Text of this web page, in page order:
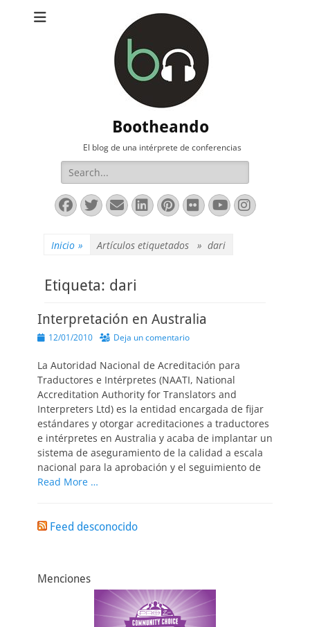
Bootheando
El blog de una intérprete de conferencias
Buscar:
Facebook
Twitter
Correo
electrónico
LinkedIn
Pinterest
FlickrYouTube
Inicio » Artículos etiquetados » dari
Etiqueta: dari
Interpretación en Australia
Publicado
12/01/2010 Deja un comentario
La Autoridad Nacional de Acreditación para
Traductores e Intérpretes (NAATI, National
Accreditation Authority for Translators and
Interpreters Ltd) es la entidad encargada de fijar
estándares y otorgar acreditaciones a traductores
e intérpretes en Australia y acaba de implantar un
sistema de aseguramiento de la calidad a escala
nacional para la aprobación y el seguimiento de
Read More …
Feed desconocido
Menciones